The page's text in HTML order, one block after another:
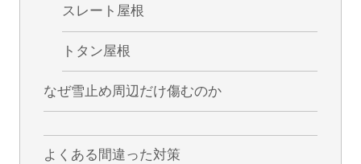
スレート屋根
トタン屋根
なぜ雪止め周辺だけ傷むのか
よくある間違った対策